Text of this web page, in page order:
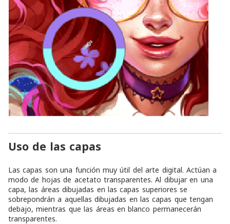
Uso de las capas
Las capas son una función muy útil del arte digital. Actúan a
modo de hojas de acetato transparentes. Al dibujar en una
capa, las áreas dibujadas en las capas superiores se
sobrepondrán a aquellas dibujadas en las capas que tengan
debajo, mientras que las áreas en blanco permanecerán
transparentes.